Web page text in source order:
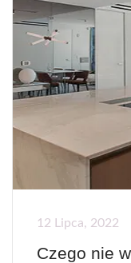
12 Lipca, 2022
Czego nie